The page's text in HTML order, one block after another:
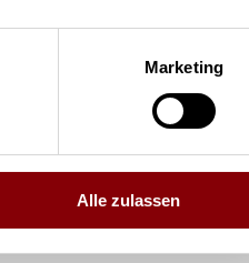
Marketing
Alle zulassen